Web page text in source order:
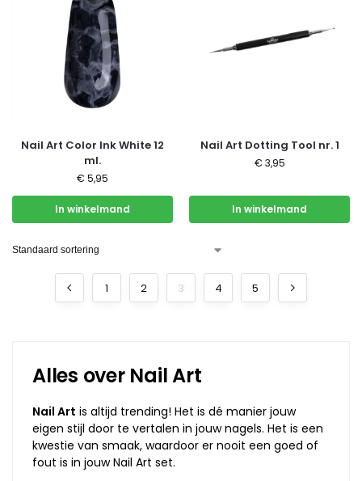
Nail Art Color Ink White 12
ml.
€ 5,95
In winkelmand
Nail Art Dotting Tool nr. 1
€ 3,95
In winkelmand
1 2 3 4 5
Alles over Nail Art
Nail Art is altijd trending! Het is dé manier jouw
eigen stijl door te vertalen in jouw nagels. Het is een
kwestie van smaak, waardoor er nooit een goed of
fout is in jouw Nail Art set.